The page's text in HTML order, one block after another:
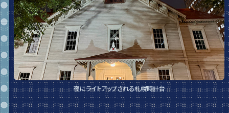
夜にライトアップされる札幌時計台